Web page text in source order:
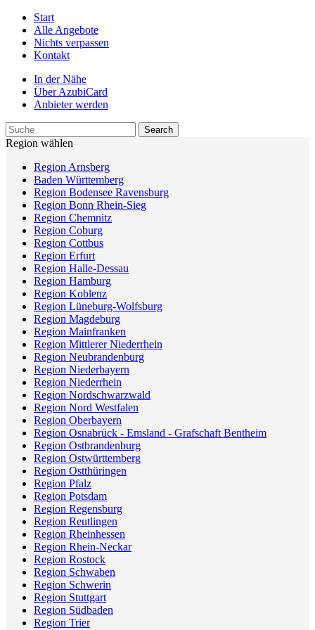
Start
Alle Angebote
Nichts verpassen
Kontakt
In der Nähe
Über AzubiCard
Anbieter werden
Region wählen
Region Arnsberg
Baden Württemberg
Region Bodensee Ravensburg
Region Bonn Rhein-Sieg
Region Chemnitz
Region Coburg
Region Cottbus
Region Erfurt
Region Halle-Dessau
Region Hamburg
Region Koblenz
Region Lüneburg-Wolfsburg
Region Magdeburg
Region Mainfranken
Region Mittlerer Niederrhein
Region Neubrandenburg
Region Niederbayern
Region Niederrhein
Region Nordschwarzwald
Region Nord Westfalen
Region Oberbayern
Region Osnabrück - Emsland - Grafschaft Bentheim
Region Ostbrandenburg
Region Ostwürttemberg
Region Ostthüringen
Region Pfalz
Region Potsdam
Region Regensburg
Region Reutlingen
Region Rheinhessen
Region Rhein-Neckar
Region Rostock
Region Schwaben
Region Schwerin
Region Stuttgart
Region Südbaden
Region Trier